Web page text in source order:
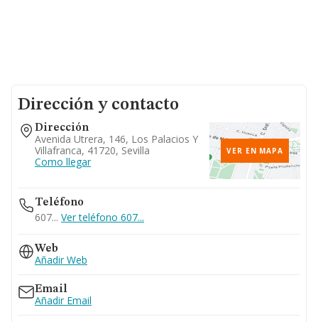
Dirección y contacto
Dirección
Avenida Utrera, 146, Los Palacios Y
Villafranca, 41720, Sevilla
Como llegar
VER EN MAPA
Teléfono
607... Ver teléfono 607...
Web
Añadir Web
Email
Añadir Email